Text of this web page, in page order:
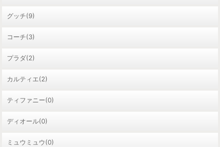
グッチ(9)
コーチ(3)
プラダ(2)
カルティエ(2)
ティファニー(0)
ディオール(0)
ミュウミュウ(0)